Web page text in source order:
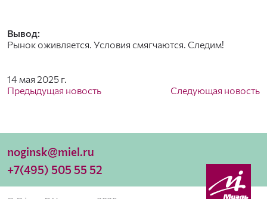
Вывод:
Рынок оживляется. Условия смягчаются. Следим!
14 мая 2025 г.
Предыдущая новость
Следующая новость
noginsk@miel.ru
+7(495) 505 55 52